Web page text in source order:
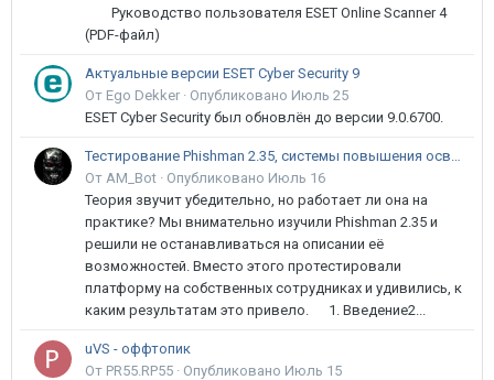
Руководство пользователя ESET Online Scanner 4
(PDF-файл)
Актуальные версии ESET Cyber Security 9
От Ego Dekker · Опубликовано Июль 25
ESET Cyber Security был обновлён до версии 9.0.6700.
Тестирование Phishman 2.35, системы повышения осведомлённости пользователей в сфере ИБ
От AM_Bot · Опубликовано Июль 16
Теория звучит убедительно, но работает ли она на
практике? Мы внимательно изучили Phishman 2.35 и
решили не останавливаться на описании её
возможностей. Вместо этого протестировали
платформу на собственных сотрудниках и удивились, к
каким результатам это привело. 1. Введение2...
uVS - оффтопик
От PR55.RP55 · Опубликовано Июль 15